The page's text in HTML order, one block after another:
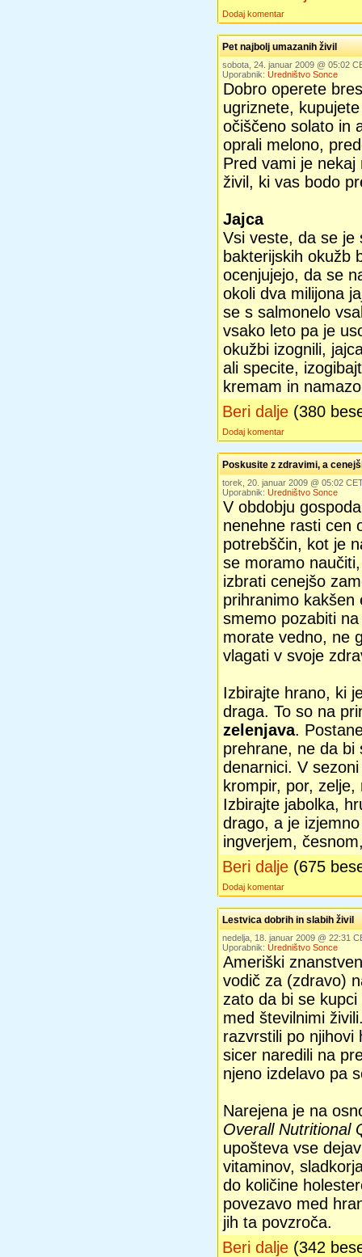
Dodaj komentar
Pet najbolj umazanih živil
sobota, 24. januar 2009 @ 05:02
Uporabnik: Uredništvo Sonce
Dobro operete
ugriznete,
očiščeno solato in
oprali melono,
Pred vami je nekaj
živil, ki vas bodo
Jajca
Vsi veste, da se je
bakterijskih okužb
ocenjujejo, da se
okoli dva milijona
se s salmonelo
vsako leto pa je
okužbi izognili,
ali specite,
kremam in
Beri dalje (380
Dodaj komentar
Poskusite z zdravimi, a
torek, 20. januar 2009 @ 05:02
Uporabnik: Uredništvo Sonce
V obdobju
nenehne rasti cen
potrebščin, kot je
se moramo
izbrati cenejšo
prihranimo kakšen
smemo pozabiti
morate vedno, ne
vlagati v svoje
Izbirajte hrano, ki
draga. To so na
zelenjava.
prehrane, ne da bi
denarnici. V
krompir, por,
Izbirajte jabolka,
drago, a je
ingverjem,
Beri dalje (675
Dodaj komentar
Lestvica dobrih in slabih živil
nedelja, 18. januar 2009 @ 22:31
Uporabnik: Uredništvo Sonce
Ameriški
vodič za (zdravo)
zato da bi se kupci
med številnimi
razvrstili po njihovi
sicer naredili na
njeno izdelavo pa
Narejena je na
Overall Nutritional
upošteva vse
vitaminov,
do količine
povezavo med
jih ta povzroča.
Beri dalje (342